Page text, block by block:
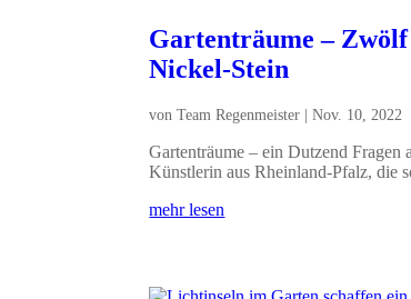
Gartenträume –
Nickel-Stein
vonTeam Regenmeister |Nov. 10, 2022
Gartenträume – ein Dutzend
Künstlerin aus Rheinland-Pfalz, die
mehr lesen